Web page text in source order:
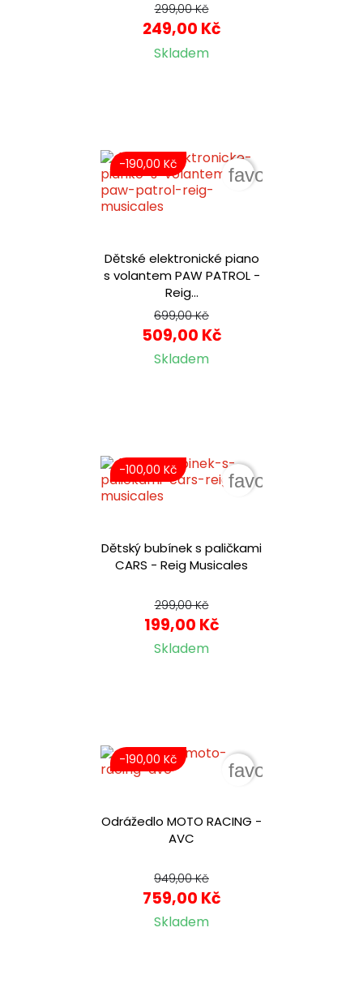
299,00 Kč
249,00 Kč
Skladem
Dětské elektronické piano
s volantem PAW PATROL -
Reig...
699,00 Kč
509,00 Kč
Skladem
-190,00 Kč
favorite_border
Dětský bubínek s paličkami
CARS - Reig Musicales
299,00 Kč
199,00 Kč
Skladem
-100,00 Kč
favorite_border
Odrážedlo MOTO RACING -
AVC
949,00 Kč
759,00 Kč
Skladem
-190,00 Kč
favorite_border